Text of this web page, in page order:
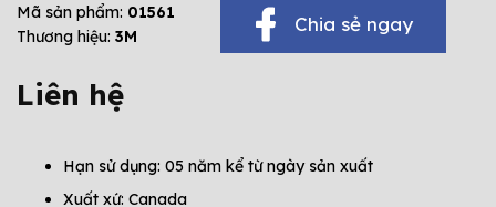
Mã sản phẩm: 01561
Thương hiệu: 3M
Chia sẻ ngay
Liên hệ
Hạn sử dụng: 05 năm kể từ ngày sản xuất
Xuất xứ: Canada